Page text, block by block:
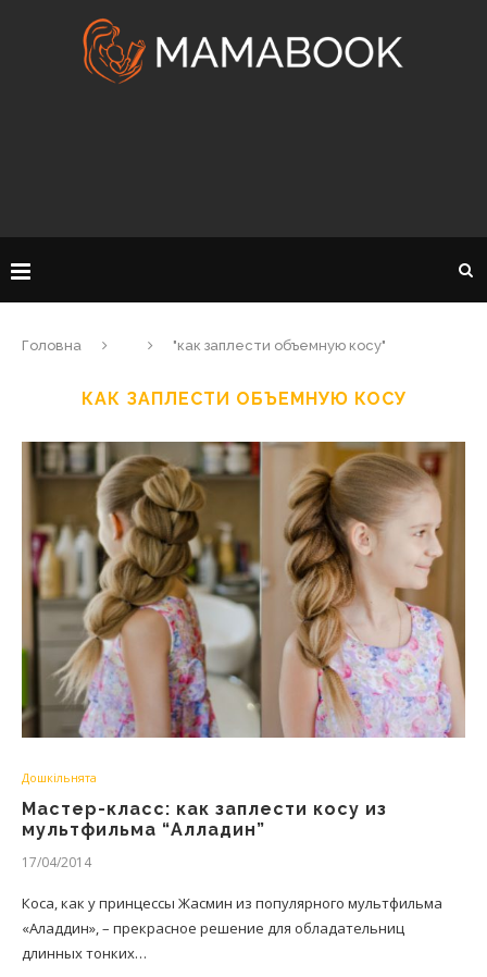
Головна "как заплести объемную косу"
КАК ЗАПЛЕСТИ ОБЪЕМНУЮ КОСУ
Дошкільнята
Мастер-класс: как заплести косу из
мультфильма “Алладин”
17/04/2014
Коса, как у принцессы Жасмин из популярного мультфильма
«Аладдин», – прекрасное решение для обладательниц
длинных тонких…